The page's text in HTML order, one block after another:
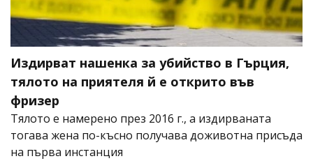
Издирват нашенка за убийство в Гърция,
тялото на приятеля й е открито във
фризер
Тялото е намерено през 2016 г., а издирваната
тогава жена по-късно получава доживотна присъда
на първа инстанция